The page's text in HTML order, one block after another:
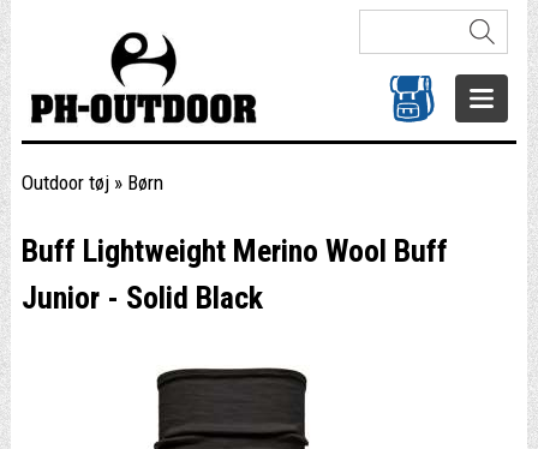
Outdoor tøj» Børn
Buff Lightweight Merino Wool Buff
Junior - Solid Black